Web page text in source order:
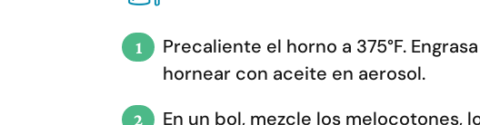
Precaliente el horno a 375°F.
hornear con aceite en aerosol.
En un bol, mezcle los melocotones,